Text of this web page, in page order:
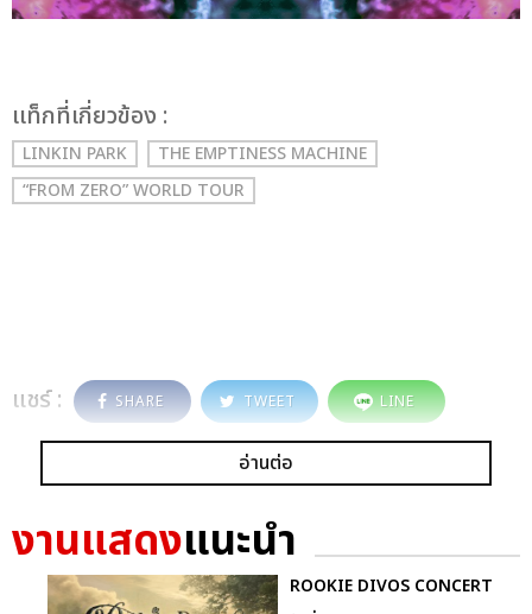
เเท็กที่เกี่ยวข้อง :
LINKIN PARK
THE EMPTINESS MACHINE
“FROM ZERO” WORLD TOUR
แชร์ : SHARE TWEET LINE
อ่านต่อ
งานแสดงแนะนำ
ROOKIE DIVOS CONCERT